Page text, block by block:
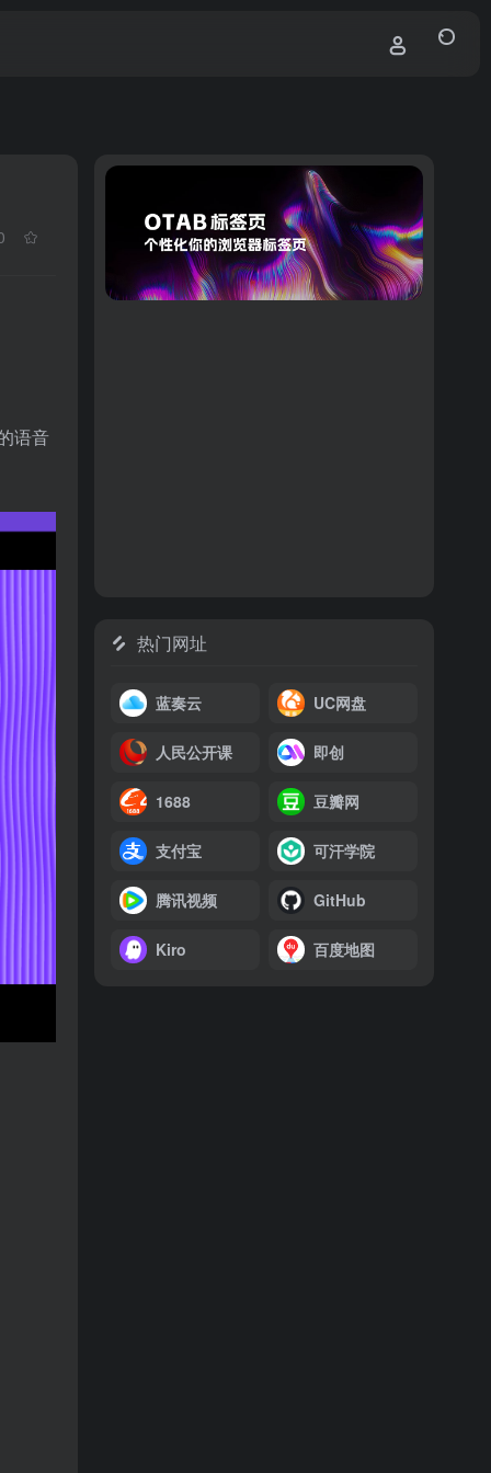
语音
热门网址
蓝奏云 UC网盘
人民公开课 即创
1688 豆瓣网
支付宝 可汗学院
腾讯视频 GitHub
Kiro 百度地图